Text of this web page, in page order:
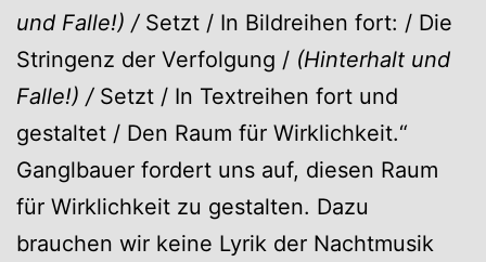
und Falle!) / Setzt / In Bildreihen fort: / Die
Stringenz der Verfolgung / (Hinterhalt und
Falle!) / Setzt / In Textreihen fort und
gestaltet / Den Raum für Wirklichkeit.“
Ganglbauer fordert uns auf, diesen Raum
für Wirklichkeit zu gestalten. Dazu
brauchen wir keine Lyrik der Nachtmusik